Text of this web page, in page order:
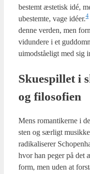
bestemt æste­tisk idé,
ube­stem­te, vage idéer.4
den­ne ver­den, men
vidun­de­re i et
uimod­ståe­ligt med sig
Sku­e­spil­let i
og filo­so­fi­en
Mens roman­ti­ker­ne i
sten og sær­ligt
radi­ka­li­se­rer
hvor han peger på det
form, men uden at